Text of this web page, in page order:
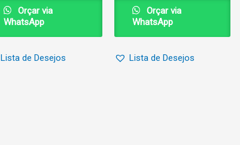
Orçar via
WhatsApp
Lista de Desejos
Orçar via
WhatsApp
Lista de Desejos